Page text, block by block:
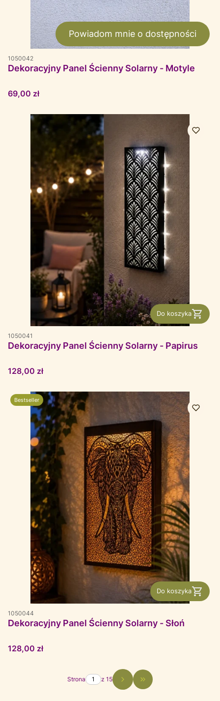
Powiadom mnie o dostępności
1050042
Dekoracyjny Panel Ścienny Solarny - Motyle
Cena
69,00 zł
Do koszyka
1050041
Dekoracyjny Panel Ścienny Solarny - Papirus
Cena
128,00 zł
Bestseller
Do koszyka
1050044
Dekoracyjny Panel Ścienny Solarny - Słoń
Cena
128,00 zł
Strona z 15 Przejdź do ostatniej